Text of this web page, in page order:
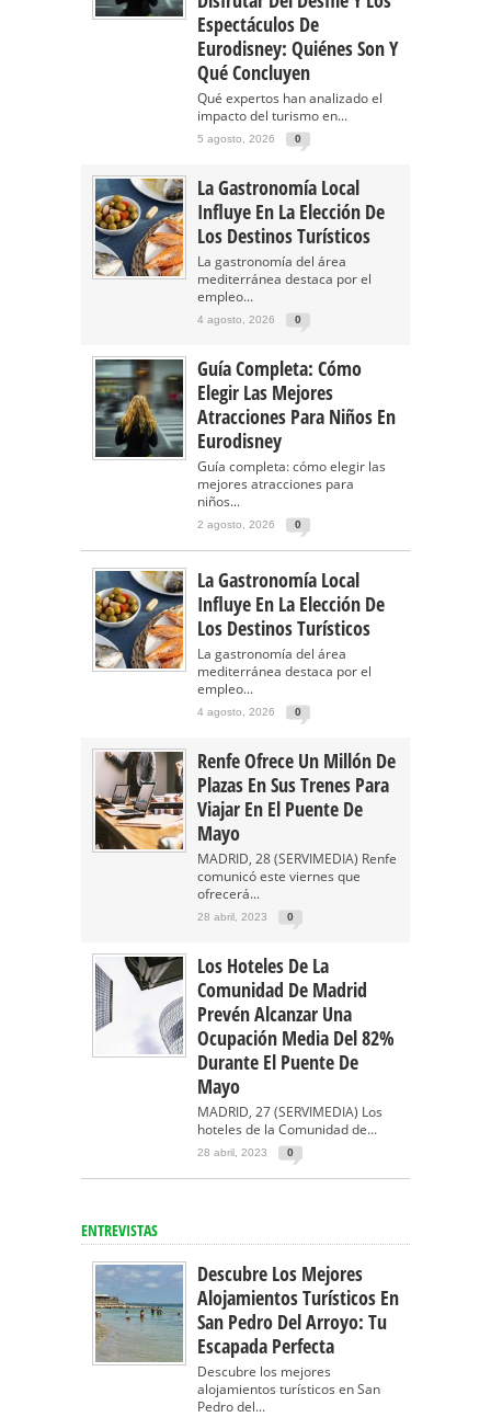
Espectáculos De
Eurodisney: Quiénes Son Y
Qué Concluyen
Qué expertos han analizado el
impacto del turismo en...
5 agosto, 2026 0
La Gastronomía Local
Influye En La Elección De
Los Destinos Turísticos
La gastronomía del área
mediterránea destaca por el
empleo...
4 agosto, 2026 0
Guía Completa: Cómo
Elegir Las Mejores
Atracciones Para Niños En
Eurodisney
Guía completa: cómo elegir las
mejores atracciones para
niños...
2 agosto, 2026 0
La Gastronomía Local
Influye En La Elección De
Los Destinos Turísticos
La gastronomía del área
mediterránea destaca por el
empleo...
4 agosto, 2026 0
Renfe Ofrece Un Millón De
Plazas En Sus Trenes Para
Viajar En El Puente De
Mayo
MADRID, 28 (SERVIMEDIA) Renfe
comunicó este viernes que
ofrecerá...
28 abril, 2023 0
Los Hoteles De La
Comunidad De Madrid
Prevén Alcanzar Una
Ocupación Media Del 82%
Durante El Puente De
Mayo
MADRID, 27 (SERVIMEDIA) Los
hoteles de la Comunidad de...
28 abril, 2023 0
ENTREVISTAS
Descubre Los Mejores
Alojamientos Turísticos En
San Pedro Del Arroyo: Tu
Escapada Perfecta
Descubre los mejores
alojamientos turísticos en San
Pedro del...